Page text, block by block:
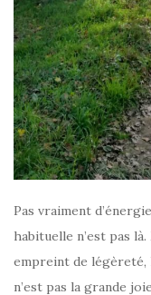
Pas vraiment
habituelle n’est pas
empreint de légèreté,
n’est pas la grande